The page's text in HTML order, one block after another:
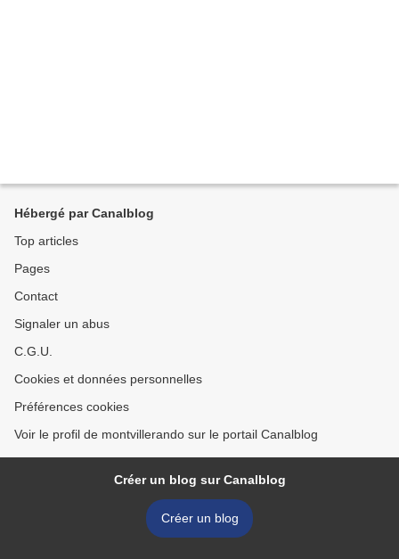
Hébergé par Canalblog
Top articles
Pages
Contact
Signaler un abus
C.G.U.
Cookies et données personnelles
Préférences cookies
Voir le profil de montvillerando sur le portail Canalblog
Créer un blog sur Canalblog
Créer un blog